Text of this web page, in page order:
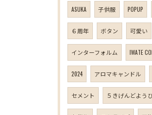
ASUKA 子供服 POPUP
６周年 ボタン 可愛い
インターフォルム IWATE
2024 アロマキャンドル
セメント ５きげんどよう